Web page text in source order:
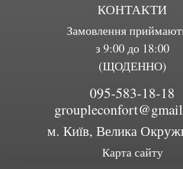
КОНТАКТИ
Замовлення
з 9:00 до 18:00
(ЩОДЕННО)
095-583-18-18
м. Київ, Велика
Карта сайту